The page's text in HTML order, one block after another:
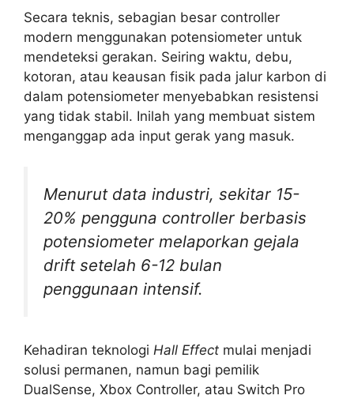
Secara teknis, sebagian besar controller
modern menggunakan potensiometer untuk
mendeteksi gerakan. Seiring waktu, debu,
kotoran, atau keausan fisik pada jalur karbon di
dalam potensiometer menyebabkan resistensi
yang tidak stabil. Inilah yang membuat sistem
menganggap ada input gerak yang masuk.
Menurut data industri, sekitar 15-
20% pengguna controller berbasis
potensiometer melaporkan gejala
drift setelah 6-12 bulan
penggunaan intensif.
Kehadiran teknologi Hall Effect mulai menjadi
solusi permanen, namun bagi pemilik
DualSense, Xbox Controller, atau Switch Pro